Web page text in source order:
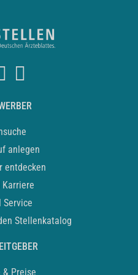
anlegen
entdecken
Stellenkatalog
& Preise